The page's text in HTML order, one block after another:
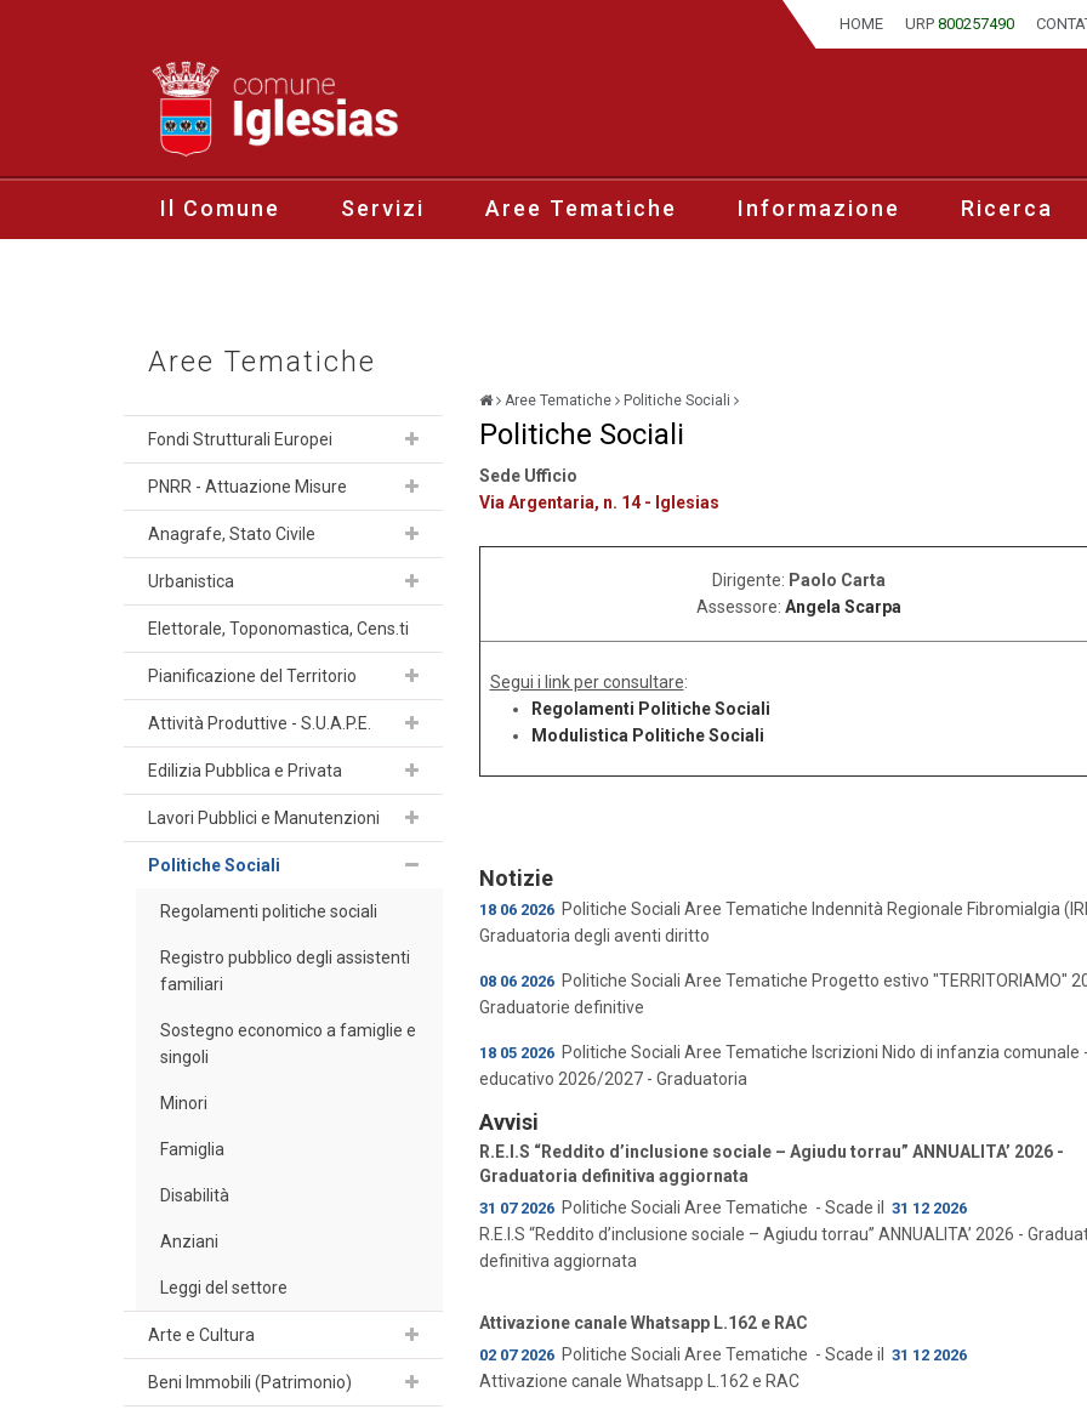
HOME URP 800257490
Il Comune Servizi Aree Tematiche Informazione Ricerca
Aree Tematiche
Fondi Strutturali Europei
PNRR - Attuazione Misure
Anagrafe, Stato Civile
Urbanistica
Elettorale, Toponomastica, Cens.ti
Pianificazione del Territorio
Attività Produttive - S.U.A.P.E.
Edilizia Pubblica e Privata
Lavori Pubblici e Manutenzioni
Politiche Sociali
Regolamenti politiche sociali
Registro pubblico degli assistenti
familiari
Sostegno economico a famiglie e
singoli
Minori
Famiglia
Disabilità
Anziani
Leggi del settore
Arte e Cultura
Beni Immobili (Patrimonio)
Aree Tematiche Politiche Sociali
Politiche Sociali
Sede Ufficio
Via Argentaria, n. 14 - Iglesias
Dirigente: Paolo Carta
Assessore: Angela Scarpa
Segui i link per consultare:
Regolamenti Politiche Sociali
Modulistica Politiche Sociali
Notizie
18 06 2026 Politiche Sociali Aree Tematiche Indennità Regionale Fibromialgia
Graduatoria degli aventi diritto
08 06 2026 Politiche Sociali Aree Tematiche Progetto estivo "TERRITORIAMO"
Graduatorie definitive
18 05 2026 Politiche Sociali Aree Tematiche Iscrizioni Nido di infanzia comunale
educativo 2026/2027 - Graduatoria
Avvisi
R.E.I.S “Reddito d’inclusione sociale – Agiudu torrau” ANNUALITA’ 2026 -
Graduatoria definitiva aggiornata
31 07 2026 Politiche Sociali Aree Tematiche - Scade il 31 12 2026
R.E.I.S “Reddito d’inclusione sociale – Agiudu torrau” ANNUALITA’ 2026 -
definitiva aggiornata
Attivazione canale Whatsapp L.162 e RAC
02 07 2026 Politiche Sociali Aree Tematiche - Scade il 31 12 2026
Attivazione canale Whatsapp L.162 e RAC